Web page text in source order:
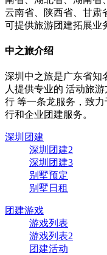
云南省、陕西省、甘肃
可提供旅游团建拓展业
中之旅介绍
深圳中之旅是广东省知
人提供专业的 活动旅游
行 等一条龙服务，致
行和企业团建服务。
深圳团建
深圳团建2
深圳团建3
别墅预定
别墅日租
团建游戏
游戏列表
游戏列表2
团建活动